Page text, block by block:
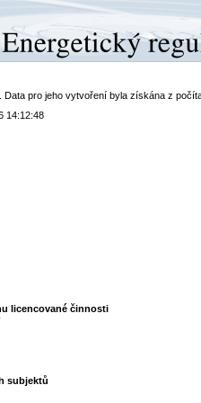
Data pro jeho vytvoření byla získána z
14:12:48
licencované činnosti
subjektů